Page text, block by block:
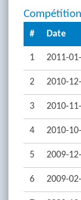
# Date
1 2011-
2 2010-
3 2010-
4 2010-
5 2009-
6 2009-